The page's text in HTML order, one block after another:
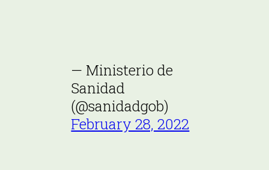
— Ministerio de
Sanidad
(@sanidadgob)
February 28, 2022